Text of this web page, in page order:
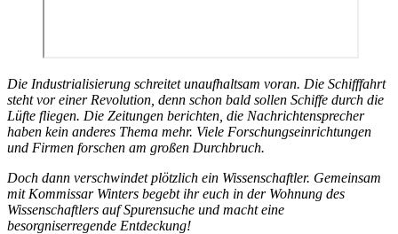
Die Industrialisierung schreitet unaufhaltsam voran. Die Schifffahrt
steht vor einer Revolution, denn schon bald sollen Schiffe durch die
Lüfte fliegen. Die Zeitungen berichten, die Nachrichtensprecher
haben kein anderes Thema mehr. Viele Forschungseinrichtungen
und Firmen forschen am großen Durchbruch.
Doch dann verschwindet plötzlich ein Wissenschaftler. Gemeinsam
mit Kommissar Winters begebt ihr euch in der Wohnung des
Wissenschaftlers auf Spurensuche und macht eine
besorgniserregende Entdeckung!